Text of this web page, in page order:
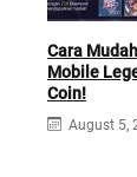
Cara
Mobile
Coin!
August 5,